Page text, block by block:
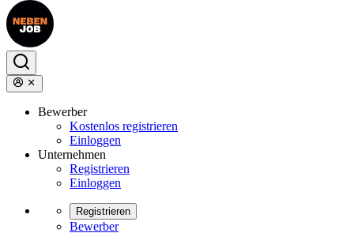
Bewerber
Kostenlos registrieren
Einloggen
Unternehmen
Registrieren
Einloggen
Registrieren
Bewerber